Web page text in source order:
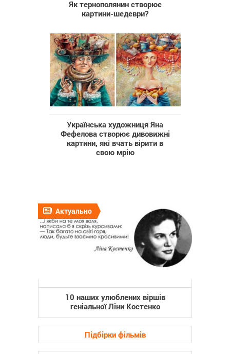
Як тернополянин створює
картини-шедеври?
Українська художниця Яна
Фефелова створює дивовижні
картини, які вчать вірити в
свою мрію
Актуально
10 наших улюблених віршів
геніальної Ліни Костенко
Підбірки фільмів